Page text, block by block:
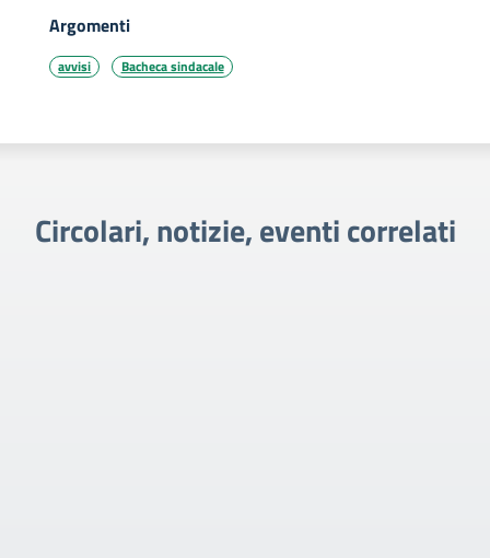
Argomenti
avvisi Bacheca sindacale
Circolari, notizie, eventi correlati